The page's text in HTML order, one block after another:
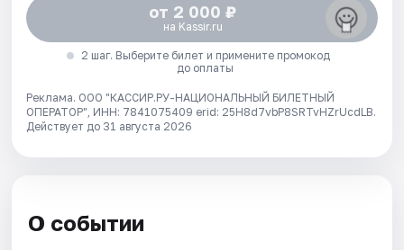
от 2 000 ₽
на Kassir.ru
2 шаг. Выберите билет и примените промокод
до оплаты
Реклама. ООО "КАССИР.РУ-НАЦИОНАЛЬНЫЙ БИЛЕТНЫЙ
ОПЕРАТОР", ИНН: 7841075409 erid: 25H8d7vbP8SRTvHZrUcdLB.
Действует до 31 августа 2026
О событии